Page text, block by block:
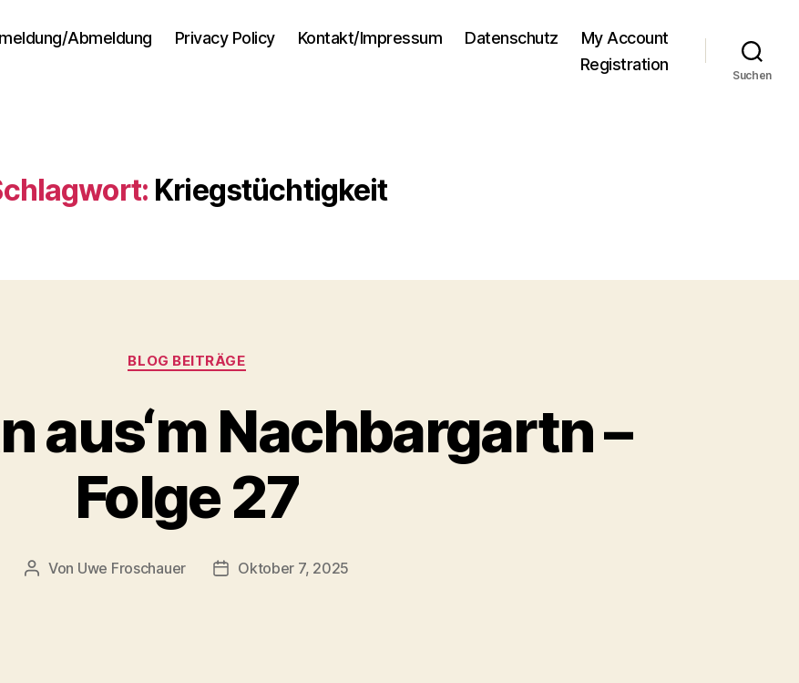
Abmeldung Privacy Policy Kontakt/Impressum Datenschutz
My Account
Registration
Suchen
Kriegstüchtigkeit
Kategorien
BLOG BEITRÄGE
aus‘m Nachbargartn –
Folge 27
Beitragsautor
Von Uwe Froschauer Beitragsdatum
Oktober 7, 2025